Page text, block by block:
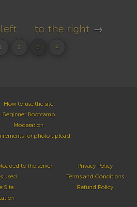
to the right →
2 3 4
How to use the site
Beginner Bootcamp
Moderation
for photo upload
to the server
used
Site
Privacy Policy
Terms and Conditions
Refund Policy